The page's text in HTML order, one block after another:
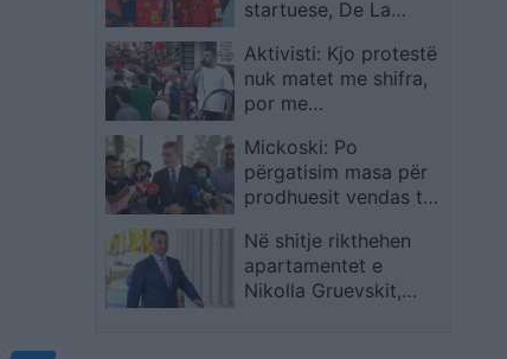
Ramës si pikën e
startuese, De La
Aktivisti: Kjo protestë
nuk matet me shifra,
por me
Rezistenca jonë po e
lodh përditë pushtetin
dhe po i afrohet
korruptuar nuk na jep
dot leksione morali!
Mickoski: Po
përgatisim masa për
prodhuesit vendas të
më të forta për
importin
Në shitje rikthehen
apartamentet e
Nikolla Gruevskit,